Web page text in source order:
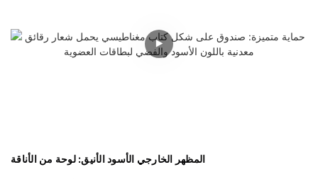
المظهر الخارجي الأسود الأنيق: لوحة من الأناقة